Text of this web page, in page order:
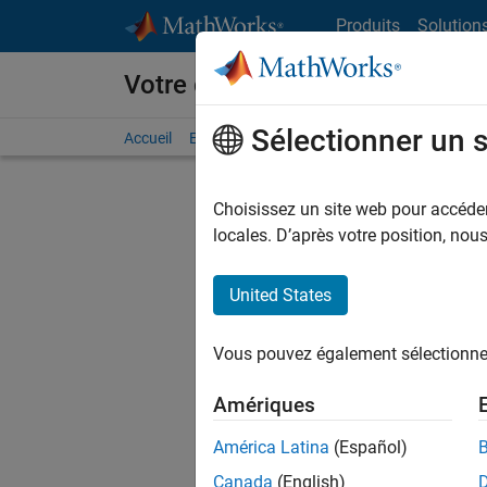
Produits
Votre carrière chez MathWorks
Accueil Explorer nos opportunités Adresses de
d'offre
Les
Sélectionner un
Choisissez un site web pour
locales. D’après votre position,
United States
Vous pouvez également
Amériques
América Latina (Español)
Canada (English)